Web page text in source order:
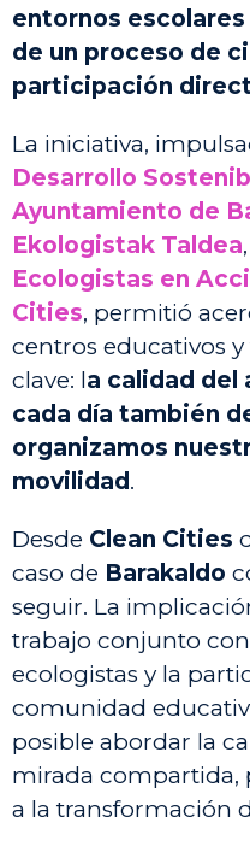
entornos
de un proceso de
participación
La iniciativa,
Desarrollo
Ayuntamiento de
Ekologistak Taldea,
Ecologistas en
Cities, permitió
centros educativos
clave: la calidad del
cada día también
organizamos
movilidad .
Desde Clean Cities
caso de Barakaldo
seguir. La
trabajo conjunto
ecologistas y la
comunidad
posible abordar la
mirada compartida,
a la transformación